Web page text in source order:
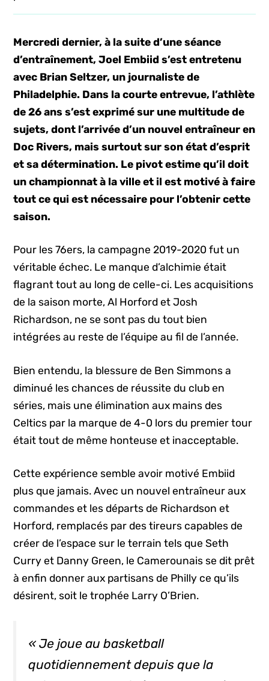
Mercredi dernier, à la suite d’une séance
d’entraînement, Joel Embiid s’est entretenu
avec Brian Seltzer, un journaliste de
Philadelphie. Dans la courte entrevue, l’athlète
de 26 ans s’est exprimé sur une multitude de
sujets, dont l’arrivée d’un nouvel entraîneur en
Doc Rivers, mais surtout sur son état d’esprit
et sa détermination. Le pivot estime qu’il doit
un championnat à la ville et il est motivé à faire
tout ce qui est nécessaire pour l’obtenir cette
saison.
Pour les 76ers, la campagne 2019-2020 fut un
véritable échec. Le manque d’alchimie était
flagrant tout au long de celle-ci. Les acquisitions
de la saison morte, Al Horford et Josh
Richardson, ne se sont pas du tout bien
intégrées au reste de l’équipe au fil de l’année.
Bien entendu, la blessure de Ben Simmons a
diminué les chances de réussite du club en
séries, mais une élimination aux mains des
Celtics par la marque de 4-0 lors du premier tour
était tout de même honteuse et inacceptable.
Cette expérience semble avoir motivé Embiid
plus que jamais. Avec un nouvel entraîneur aux
commandes et les départs de Richardson et
Horford, remplacés par des tireurs capables de
créer de l’espace sur le terrain tels que Seth
Curry et Danny Green, le Camerounais se dit prêt
à enfin donner aux partisans de Philly ce qu’ils
désirent, soit le trophée Larry O’Brien.
« Je joue au basketball
quotidiennement depuis que la